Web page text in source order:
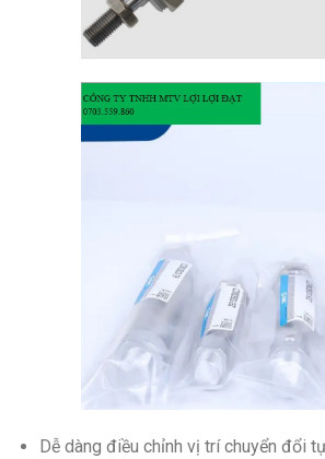
Dễ dàng điều chỉnh vị trí chuyển đổi